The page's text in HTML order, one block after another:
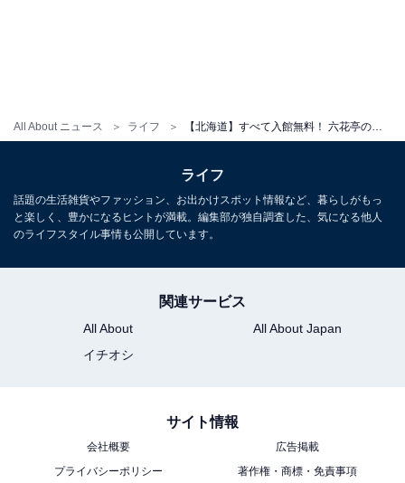
All About ニュース ライフ
休館あり
北海道札幌市中央区北1条西1丁目 札幌市民交流プラザ
1・2階
【北海道】大人460円〜640円＆中学生以下は
ライフ
話題の生活雑貨やファッション、お出かけスポット情報など、暮らしがもっ
と楽しく、豊かになるヒントが満載。編集部が独自調査した、気になる他人
のライフスタイル事情も公開しています。
関連サービス
All About
All About Japan
イチオシ
サイト情報
会社概要
広告掲載
プライバシーポリシー
著作権・商標・免責事項